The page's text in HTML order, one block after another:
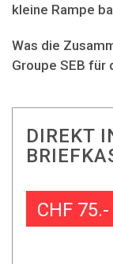
kleine Rampe
Was die
Groupe SEB
DIREKT
CHF 75.-